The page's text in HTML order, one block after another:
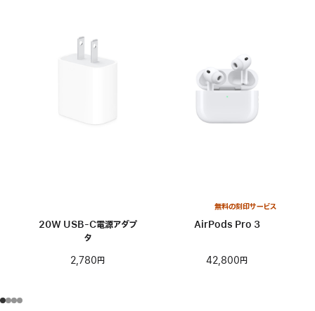
20W USB-C電源アダプ
タ
2,780円
無料の刻印サービス
AirPods Pro 3
42,800円